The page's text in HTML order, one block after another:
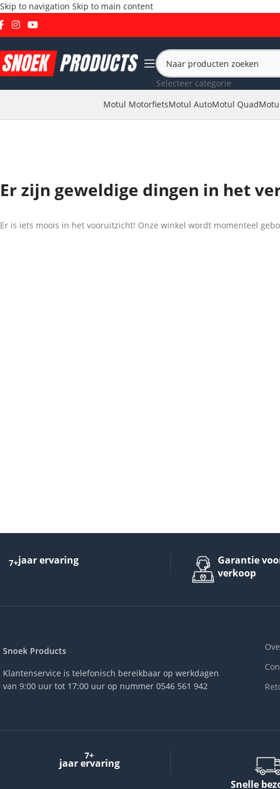
Skip to navigation Skip to main content
Selecteer categorie
Motul MotorfietsMotul AutoMotul Quad
Er zijn geweldige dingen in het
Er is iets moois in het vooruitzicht! Onze winkel wordt momenteel
7+jaar ervaring
Garantie
verkoop
Snoek Products
Klantenservice is telefonisch bereikbaar op werkdagen
van 9:00 uur tot 17:00 uur op nummer 0546 561 942
7+
jaar ervaring
Snelle